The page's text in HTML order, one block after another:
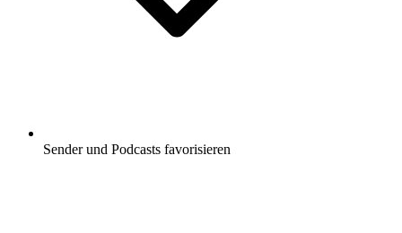
Sender und Podcasts favorisieren